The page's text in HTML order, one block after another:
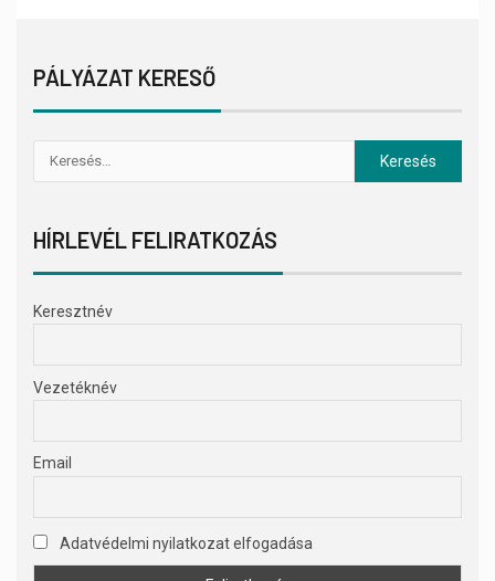
PÁLYÁZAT KERESŐ
HÍRLEVÉL FELIRATKOZÁS
Keresztnév
Vezetéknév
Email
Adatvédelmi nyilatkozat elfogadása